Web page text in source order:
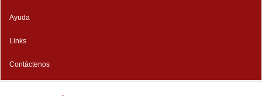
Ayuda
Links
Contáctenos